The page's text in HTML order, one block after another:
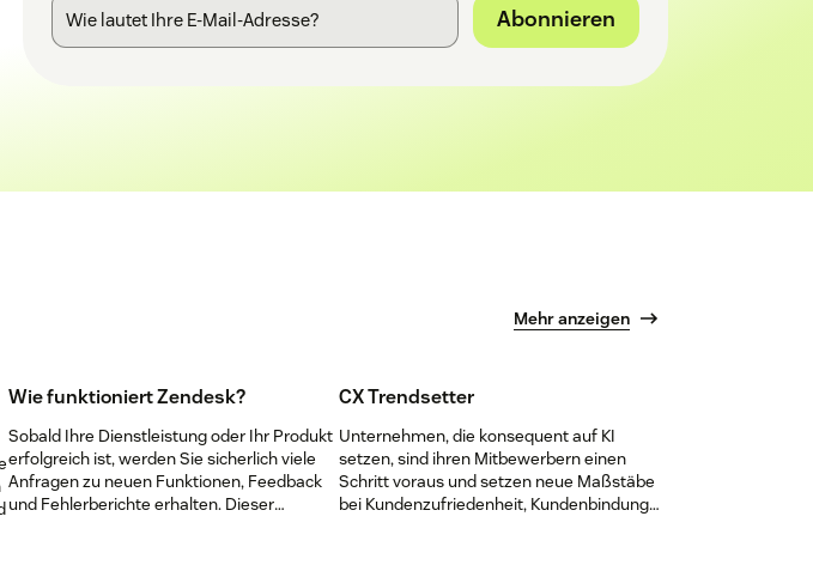
Abonnieren
Mehr anzeigen
Wie funktioniert Zendesk?
Sobald Ihre Dienstleistung oder Ihr Produkt
erfolgreich ist, werden Sie sicherlich viele
Anfragen zu neuen Funktionen, Feedback
und Fehlerberichte erhalten. Dieser
CX Trendsetter
Unternehmen, die konsequent auf KI
setzen, sind ihren Mitbewerbern einen
Schritt voraus und setzen neue Maßstäbe
bei Kundenzufriedenheit, Kundenbindung